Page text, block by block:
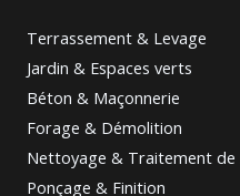
Terrassement & Levage
Jardin & Espaces verts
Béton & Maçonnerie
Forage & Démolition
Nettoyage & Traitement de
Ponçage & Finition